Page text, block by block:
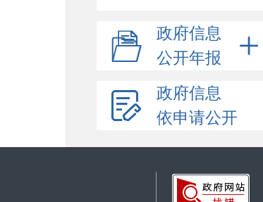
政府信息
公开年报
政府信息
依申请公开